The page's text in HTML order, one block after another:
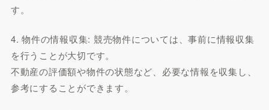
す。
4. 物件の情報収集: 競売物件については、事前に情報収集
を行うことが大切です。
不動産の評価額や物件の状態など、必要な情報を収集し、
参考にすることができます。